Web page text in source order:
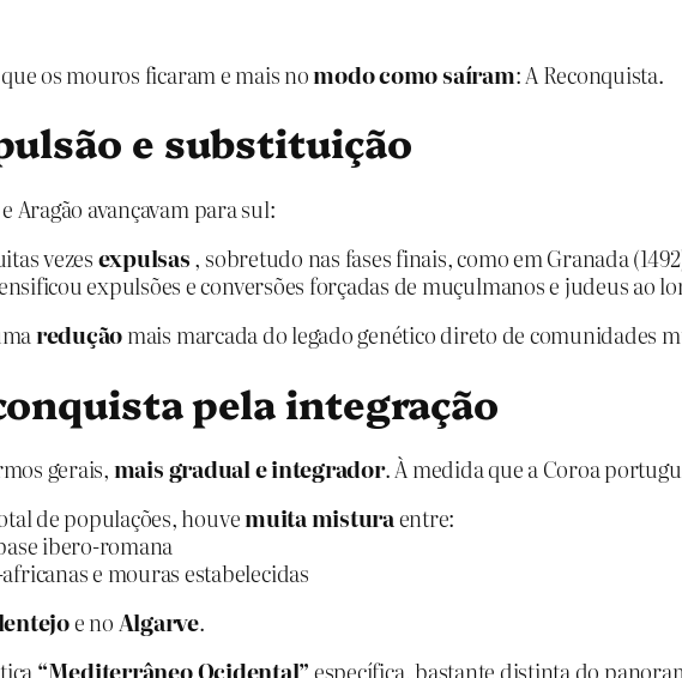
os mouros ficaram e mais nomodo como saíram: A Reconquista.
e substituição
Aragão avançavam para sul:
vezesexpulsas, sobretudo nas fases finais, como em Granada
expulsões e conversões forçadas de muçulmanos e judeus ao
reduçãomais marcada do legado genético direto de comunidades
pela integração
gerais,mais gradual e integrador. À medida que a Coroa
de populações, houvemuita misturaentre:
ibero‑romana
e mouras estabelecidas
e noAlgarve.
“Mediterrâneo Ocidental”específica, bastante distinta do